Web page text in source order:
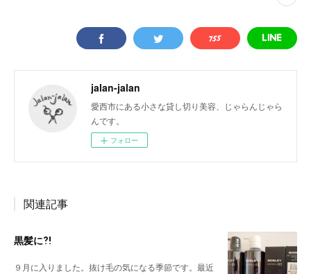
jalan-jalan
愛西市にある小さな貸し切り美容、じゃらんじゃら
んです。
フォロー
関連記事
黒髪に⁈
９月に入りました。抜け毛の気になる季節です。最近